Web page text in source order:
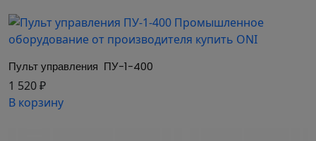
задней крышки. На лицевой панели размещены
световая индикация/индикатор и элементы
управления (кнопки, переключатель и/или
потенциометр), комбинация зависит от
выбранной модели ПУ.
Пульт управления  ПУ-1-400
1 520 ₽
В корзину